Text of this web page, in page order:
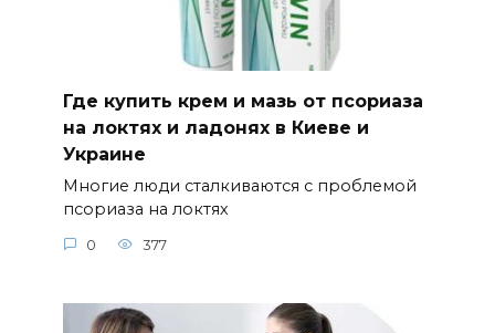
Где купить крем и мазь от псориаза
на локтях и ладонях в Киеве и
Украине
Многие люди сталкиваются с проблемой
псориаза на локтях
0 377